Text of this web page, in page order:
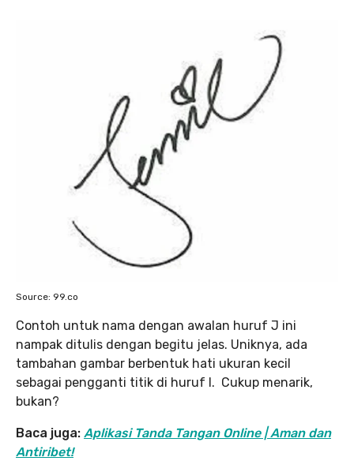
Source: 99.co
Contoh untuk nama dengan awalan huruf J ini
nampak ditulis dengan begitu jelas. Uniknya, ada
tambahan gambar berbentuk hati ukuran kecil
sebagai pengganti titik di huruf I. Cukup menarik,
bukan?
Baca juga: Aplikasi Tanda Tangan Online | Aman dan
Antiribet!